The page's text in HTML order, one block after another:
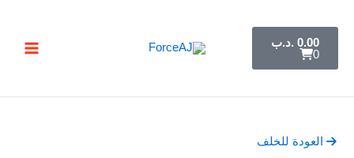
إلى
المحتوى0.00 .د.ب
0
a
r
t
العودة للخلف
جرب ForceAJ الآن 🚀